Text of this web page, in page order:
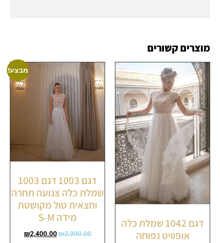
מוצרים קשורים
דגם 1042 שמלת כלה
אופוויט נפוחה
מבצע!
דגם 1003 דגם 1003
שמלת כלה צנועה תחרה
וחצאית טול מקושטת
מידה S-M
₪3,990.00
₪2,400.00